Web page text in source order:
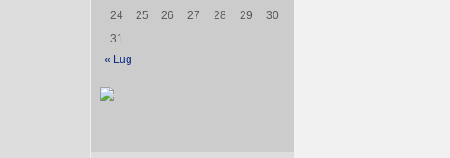
24
25 26 27 28 29
30
31
« Lug